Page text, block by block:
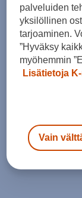
palveluiden
yksilöllinen
tarjoaminen.
”Hyväksy
myöhemmin
Lisätietoja
Vain